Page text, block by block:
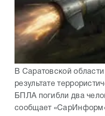
В Саратовской
результате
БПЛА погибли два
сообщает